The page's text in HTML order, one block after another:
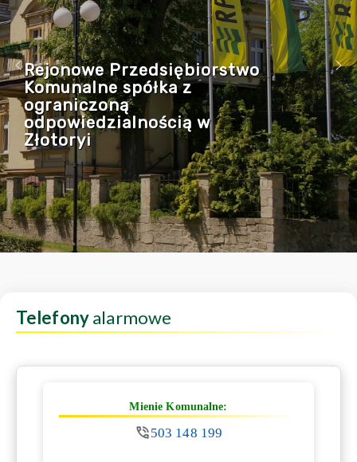
Rejonowe Przedsiębiorstwo
Komunalne spółka z
ograniczoną
odpowiedzialnością w
Złotoryi
Telefonyalarmowe
Mienie Komunalne:
503 148 199